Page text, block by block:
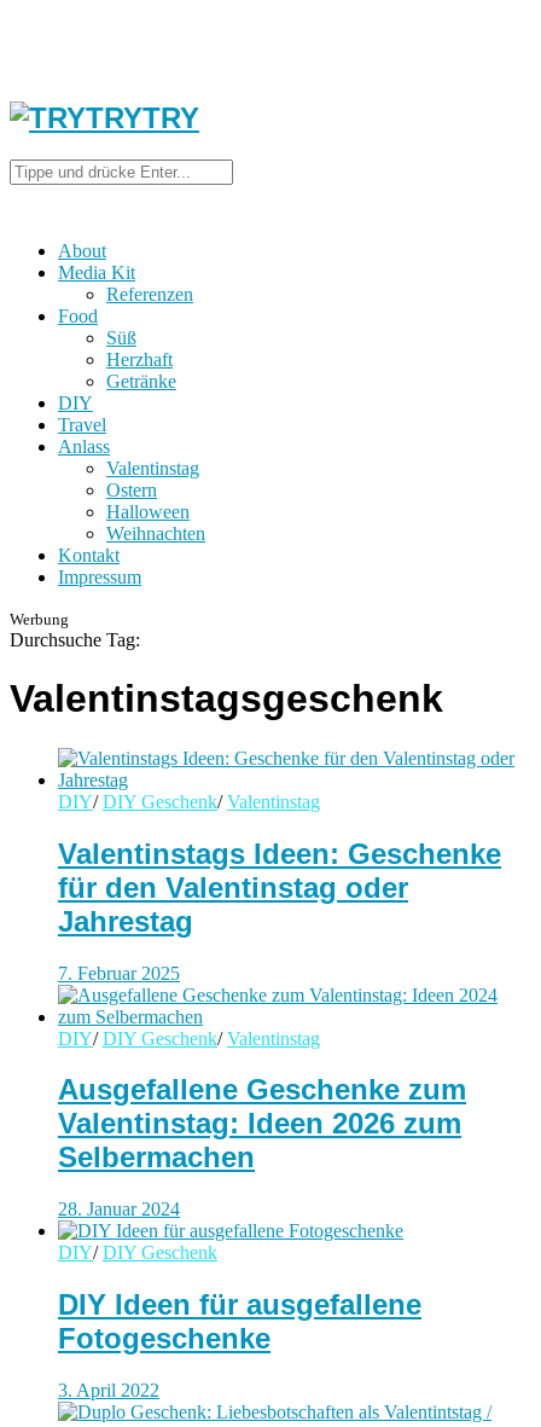
About
Media Kit
Referenzen
Food
Süß
Herzhaft
Getränke
DIY
Travel
Anlass
Valentinstag
Ostern
Halloween
Weihnachten
Kontakt
Impressum
Werbung
Durchsuche Tag:
Valentinstagsgeschenk
DIY/ DIY Geschenk/ Valentinstag
Valentinstags Ideen: Geschenke
für den Valentinstag oder
Jahrestag
7. Februar 2025
DIY/ DIY Geschenk/ Valentinstag
Ausgefallene Geschenke zum
Valentinstag: Ideen 2026 zum
Selbermachen
28. Januar 2024
DIY/ DIY Geschenk
DIY Ideen für ausgefallene
Fotogeschenke
3. April 2022